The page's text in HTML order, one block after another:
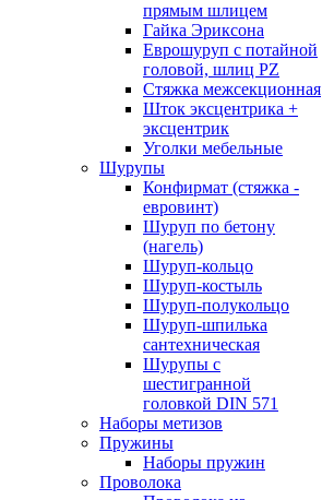
прямым шлицем
Гайка Эриксона
Еврошуруп с потайной
головой, шлиц PZ
Стяжка межсекционная
Шток эксцентрика +
эксцентрик
Уголки мебельные
Шурупы
Конфирмат (стяжка -
евровинт)
Шуруп по бетону
(нагель)
Шуруп-кольцо
Шуруп-костыль
Шуруп-полукольцо
Шуруп-шпилька
сантехническая
Шурупы с
шестигранной
головкой DIN 571
Наборы метизов
Пружины
Наборы пружин
Проволока